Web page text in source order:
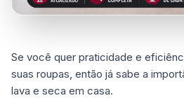
Se você quer praticidade e
suas roupas, então já sabe a
lava e seca em casa.